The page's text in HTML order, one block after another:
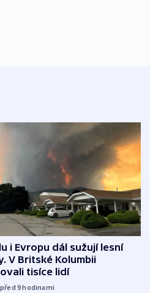
i Evropu dál sužují lesní
V Britské Kolumbii
tisíce lidí
před 9hodinami